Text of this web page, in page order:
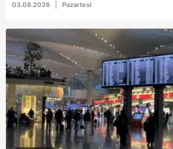
03.08.2026 Pazartesi